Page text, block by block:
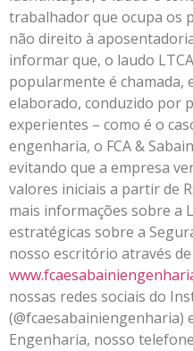
trabalhador que ocupa os
não direito à
informar que, o laudo
popularmente é chamada,
elaborado, conduzido por
experientes – como é o
engenharia, o FCA &
evitando que a empresa
valores iniciais a partir de
mais informações sobre a
estratégicas sobre a
nosso escritório através
nossas redes sociais do
(@fcaesabainiengenharia)
Engenharia, nosso